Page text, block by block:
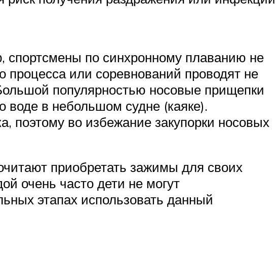
спортсмены по синхронному плаванию не
процесса или соревнований проводят не
популярностью носовые прищепки
воде в небольшом судне (каяке).
поэтому во избежание закупорки носовых
приобретать зажимы для своих
очень часто дети не могут
этапах использовать данный